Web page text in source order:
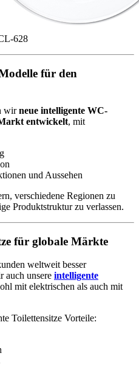
628
für den
wirneue intelligente WC-
entwickelt, mit
und Aussehen
verschiedene Regionen zu
Produktstruktur zu verlassen.
für globale Märkte
weltweit besser
auch unsere intelligente
mit elektrischen als auch mit
Toilettensitze Vorteile: